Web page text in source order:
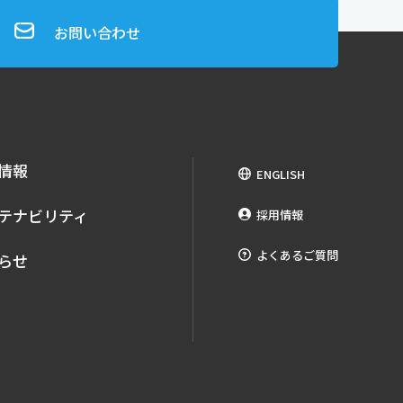
お問い合わせ
報
ナビリティ
せ
ENGLISH
採用情報
よくあるご質問